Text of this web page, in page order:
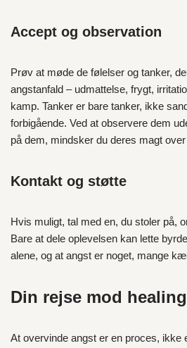
Accept og observation
Prøv at møde de følelser og tanker,
angstanfald – udmattelse, frygt,
kamp. Tanker er bare tanker, ikke
forbigående. Ved at observere dem
på dem, mindsker du deres magt over
Kontakt og støtte
Hvis muligt, tal med en, du stoler på,
Bare at dele oplevelsen kan lette
alene, og at angst er noget, mange
Din rejse mod healing
At overvinde angst er en proces,